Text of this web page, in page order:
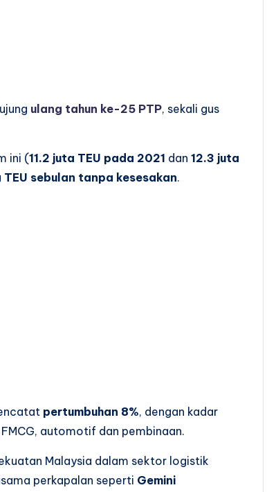
ulang tahun ke-25 PTP, sekali gus
ini (11.2 juta TEU pada 2021 dan 12.3 juta
TEU sebulan tanpa kesesakan.
pertumbuhan 8%, dengan kadar
automotif dan pembinaan.
Malaysia dalam sektor logistik
perkapalan seperti Gemini